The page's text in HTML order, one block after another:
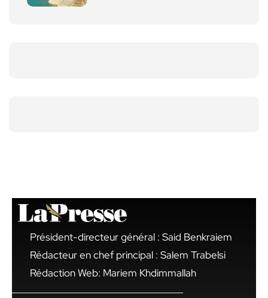
Président-directeur général : Said Benkraiem
Rédacteur en chef principal : Salem Trabelsi
Rédaction Web: Mariem Khdimmallah